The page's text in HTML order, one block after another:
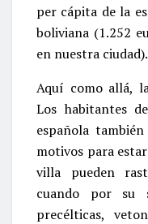
per cápita de la
boliviana (1.252
en nuestra ciudad).
Aquí como allá,
Los habitantes
española
motivos para
villa pueden
cuando por su
precélticas,